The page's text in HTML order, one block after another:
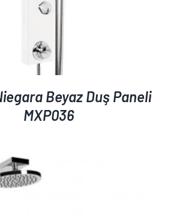
Beyaz Duş Paneli
MXP036